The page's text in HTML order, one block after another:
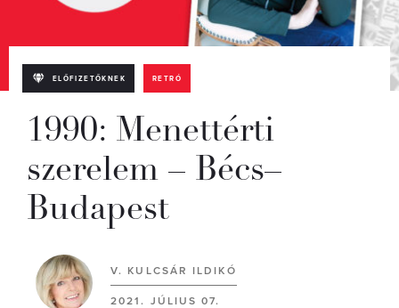
ELŐFIZETŐKNEK RETRÓ
1990: Menettérti
szerelem – Bécs–
Budapest
V. KULCSÁR ILDIKÓ
2021. JÚLIUS 07.